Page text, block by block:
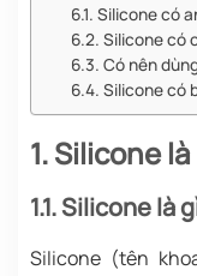
6.1. Silicone có
6.2. Silicone có
6.3. Có nên
6.4. Silicone có
1. Silicone
1.1. Silicone là
Silicone (tên